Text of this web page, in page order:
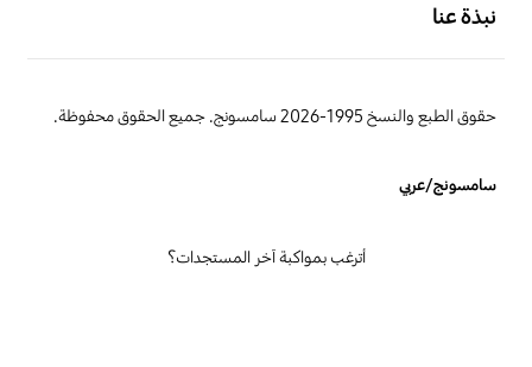
نبذة عنا
حقوق الطبع والنسخ 1995-2026 سامسونج. جميع الحقوق محفوظة.
سامسونج/عربي
أترغب بمواكبة آخر المستجدات؟